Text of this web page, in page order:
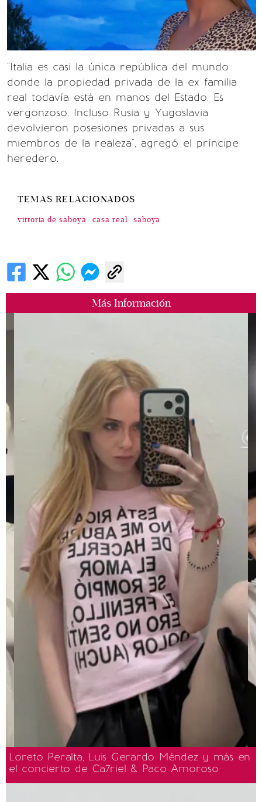
Más Información
Loreto Peralta, Luis Gerardo Méndez y más en
el concierto de Ca7riel & Paco Amoroso
"Italia es casi la única república del mundo
donde la propiedad privada de la ex familia
real todavía está en manos del Estado. Es
vergonzoso. Incluso Rusia y Yugoslavia
devolvieron posesiones privadas a sus
miembros de la realeza", agregó el príncipe
heredero.
TEMAS RELACIONADOS
vittoria de saboya casa real saboya